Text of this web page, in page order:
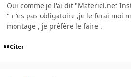
Oui comme je l'ai dit "Materiel.net
" n'es pas obligatoire ,je le ferai moi
montage , je préfère le faire .
Citer